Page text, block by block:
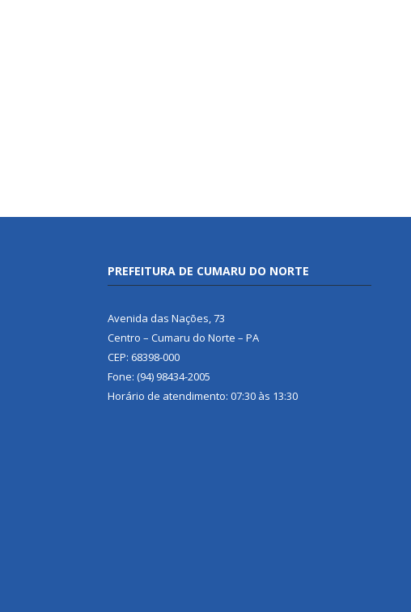
PREFEITURA DE CUMARU DO NORTE
Avenida das Nações, 73
Centro – Cumaru do Norte – PA
CEP: 68398-000
Fone: (94) 98434-2005
Horário de atendimento: 07:30 às 13:30